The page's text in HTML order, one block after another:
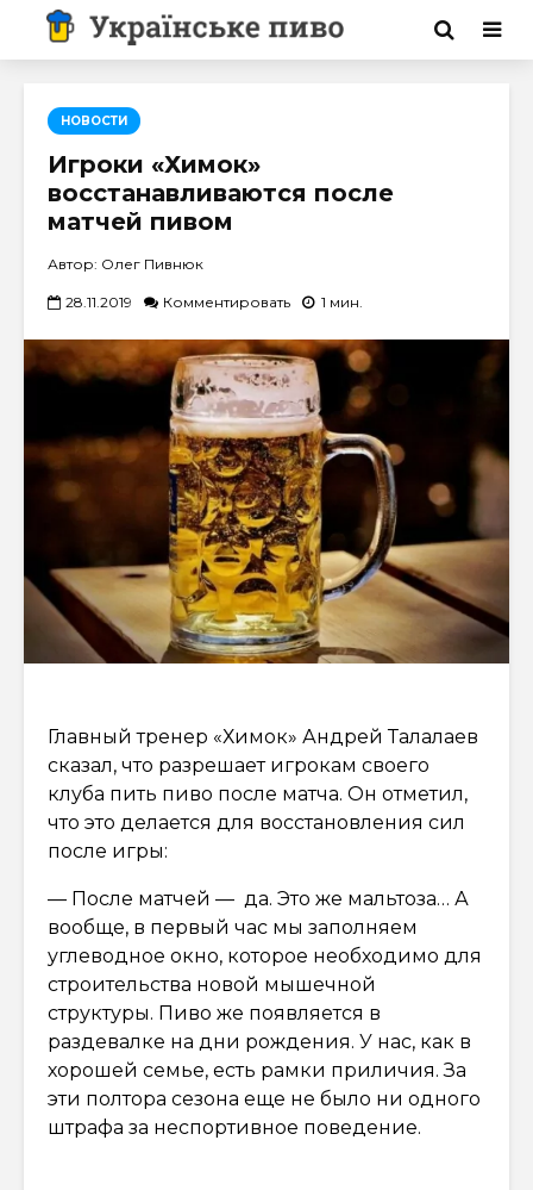
НОВОСТИ
Игроки «Химок»
восстанавливаются после
матчей пивом
Автор: Олег Пивнюк
28.11.2019 Комментировать 1 мин.
Главный тренер «Химок» Андрей Талалаев
сказал, что разрешает игрокам своего
клуба пить пиво после матча. Он отметил,
что это делается для восстановления сил
после игры:
— После матчей — да. Это же мальтоза… А
вообще, в первый час мы заполняем
углеводное окно, которое необходимо для
строительства новой мышечной
структуры. Пиво же появляется в
раздевалке на дни рождения. У нас, как в
хорошей семье, есть рамки приличия. За
эти полтора сезона еще не было ни одного
штрафа за неспортивное поведение.